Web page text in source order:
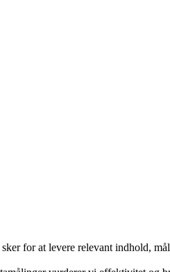
for at levere relevant indhold,